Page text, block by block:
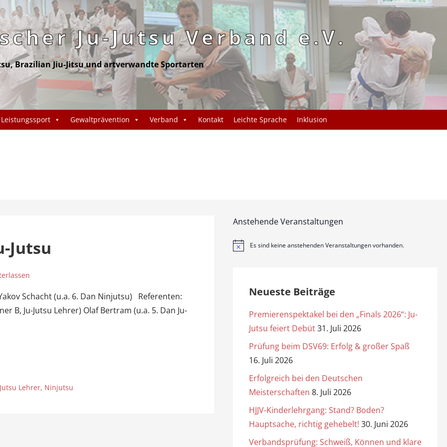
Ju-Jutsu Verband e.V.
Brazilian Jiu-Jitsu und artverwandte Sportarten
Leistungssport Gewaltprävention Verband Kontakt Leichte Sprache Inklusion
Jutsu
Schacht (u.a. 6. Dan Ninjutsu) Referenten:
B, Ju-Jutsu Lehrer) Olaf Bertram (u.a. 5. Dan Ju-
Lehrer, Ninjutsu
Anstehende Veranstaltungen
H
Es sind keine anstehenden Veranstaltungen vorhanden.
Neueste Beiträge
Premierenspektakel bei den „Finals 2026“: Ju-
Jutsu feiert Debüt31. Juli 2026
Prüfung beim DSV69: Erfolg & großer Spaß
16. Juli 2026
Erfolgreich bei den Deutschen
Meisterschaften 8. Juli 2026
HJJV-Kinderlehrgang: Stand? Boden?
Hauptsache, richtig gehebelt! 30. Juni 2026
Verbandsprüfung: Schweiß, Können und klare